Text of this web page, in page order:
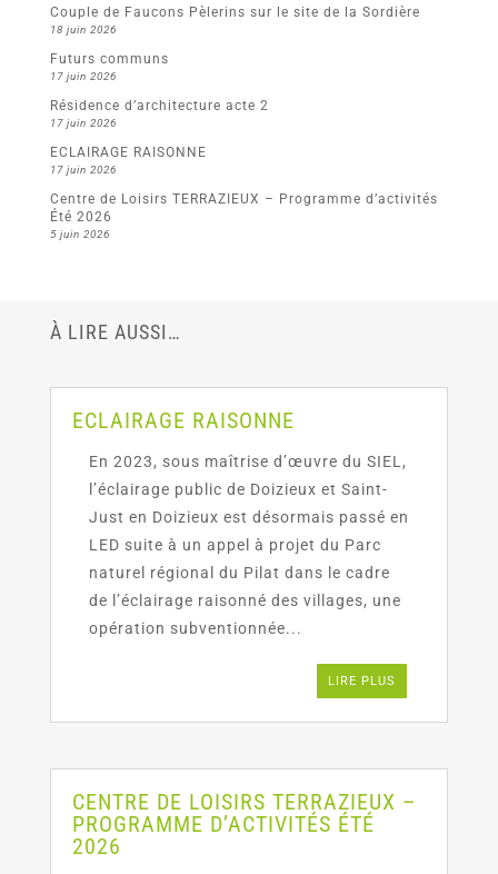
Couple de Faucons Pèlerins sur le site de la Sordière
18 juin 2026
Futurs communs
17 juin 2026
Résidence d’architecture acte 2
17 juin 2026
ECLAIRAGE RAISONNE
17 juin 2026
Centre de Loisirs TERRAZIEUX – Programme d’activités
Été 2026
5 juin 2026
À LIRE AUSSI…
ECLAIRAGE RAISONNE
En 2023, sous maîtrise d’œuvre du SIEL,
l’éclairage public de Doizieux et Saint-
Just en Doizieux est désormais passé en
LED suite à un appel à projet du Parc
naturel régional du Pilat dans le cadre
de l’éclairage raisonné des villages, une
opération subventionnée...
LIRE PLUS
CENTRE DE LOISIRS TERRAZIEUX –
PROGRAMME D’ACTIVITÉS ÉTÉ
2026